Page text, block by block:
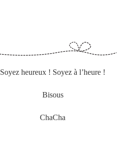
Soyez heureux ! Soyez à l’heure !
Bisous
ChaCha